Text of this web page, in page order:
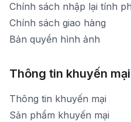
Chính sách nhập lại tính
Chính sách giao hàng
Bản quyền hình ảnh
Thông tin khuyến mại
Thông tin khuyến mại
Sản phẩm khuyến mại